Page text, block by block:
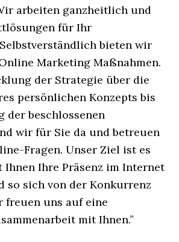
arbeiten ganzheitlich und
für Ihr
bieten wir
Marketing Maßnahmen.
der Strategie über die
persönlichen Konzepts bis
der beschlossenen
wir für Sie da und betreuen
Fragen. Unser Ziel ist es
Ihnen Ihre Präsenz im Internet
so sich von der Konkurrenz
freuen uns auf eine
mit Ihnen.”